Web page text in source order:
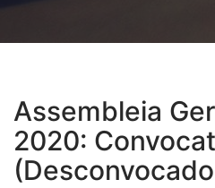
Assembleia
2020: